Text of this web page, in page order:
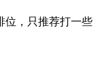
位，只推荐打一些